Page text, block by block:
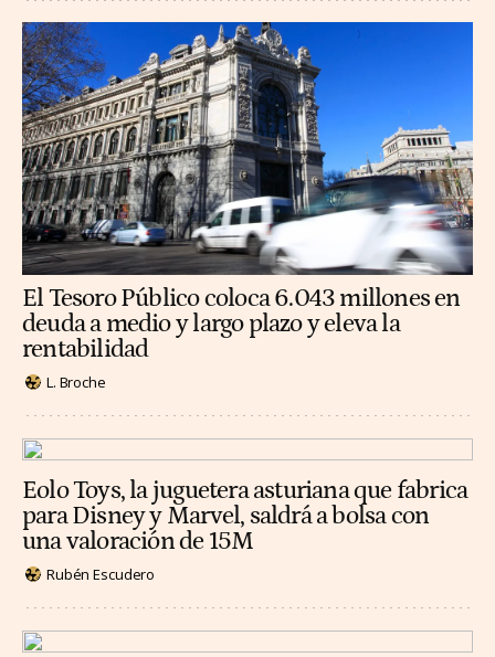
El Tesoro Público coloca 6.043 millones en
deuda a medio y largo plazo y eleva la
rentabilidad
L. Broche
Eolo Toys, la juguetera asturiana que fabrica
para Disney y Marvel, saldrá a bolsa con
una valoración de 15M
Rubén Escudero